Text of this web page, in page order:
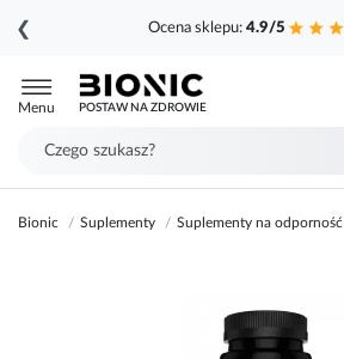
Ocena sklepu: 4.9/5
❮
do
treści
Menu POSTAW NA ZDROWIE
Bionic Suplementy Suplementy na odporność